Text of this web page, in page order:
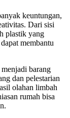
keuntungan,
Dari sisi
plastik yang
membantu
barang
dan pelestarian
olahan limbah
rumah bisa